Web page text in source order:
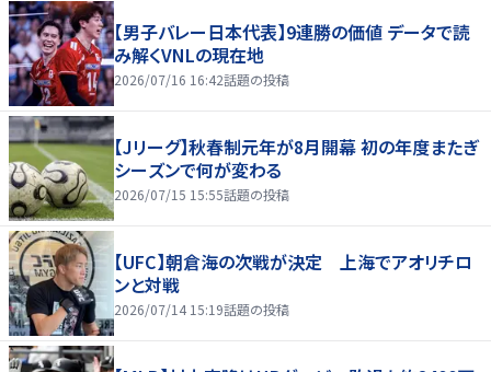
【男子バレー日本代表】9連勝の価値 データで読
み解くVNLの現在地
2026/07/16 16:42話題の投稿
【Jリーグ】秋春制元年が8月開幕 初の年度またぎ
シーズンで何が変わる
2026/07/15 15:55話題の投稿
【UFC】朝倉海の次戦が決定 上海でアオリチロ
ンと対戦
2026/07/14 15:19話題の投稿